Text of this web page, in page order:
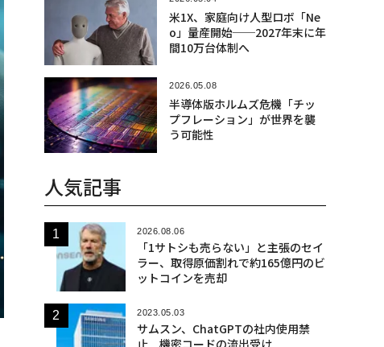
米1X、家庭向け人型ロボ「Ne
o」量産開始──2027年末に年
間10万台体制へ
2026.05.08
半導体版ホルムズ危機「チッ
プフレーション」が世界を襲
う可能性
人気記事
2026.08.06
「1サトシも売らない」と主張のセイ
ラー、取得原価割れで約165億円のビ
ットコインを売却
2023.05.03
サムスン、ChatGPTの社内使用禁
止 機密コードの流出受け